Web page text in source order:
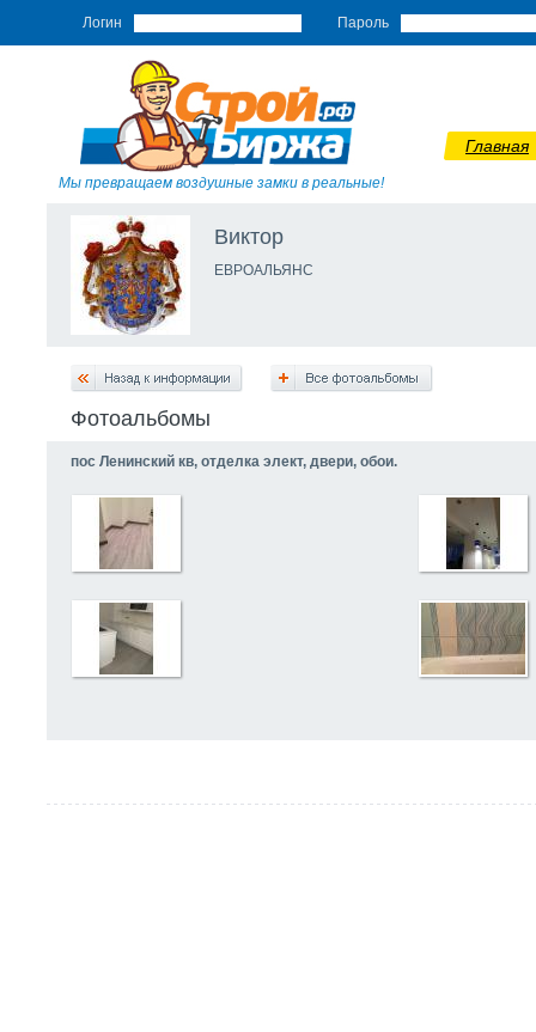
Логин Пароль
Мы превращаем воздушные замки в реальные!
Главная
Виктор
ЕВРОАЛЬЯНС
Фотоальбомы
пос Ленинский кв, отделка элект, двери, обои.